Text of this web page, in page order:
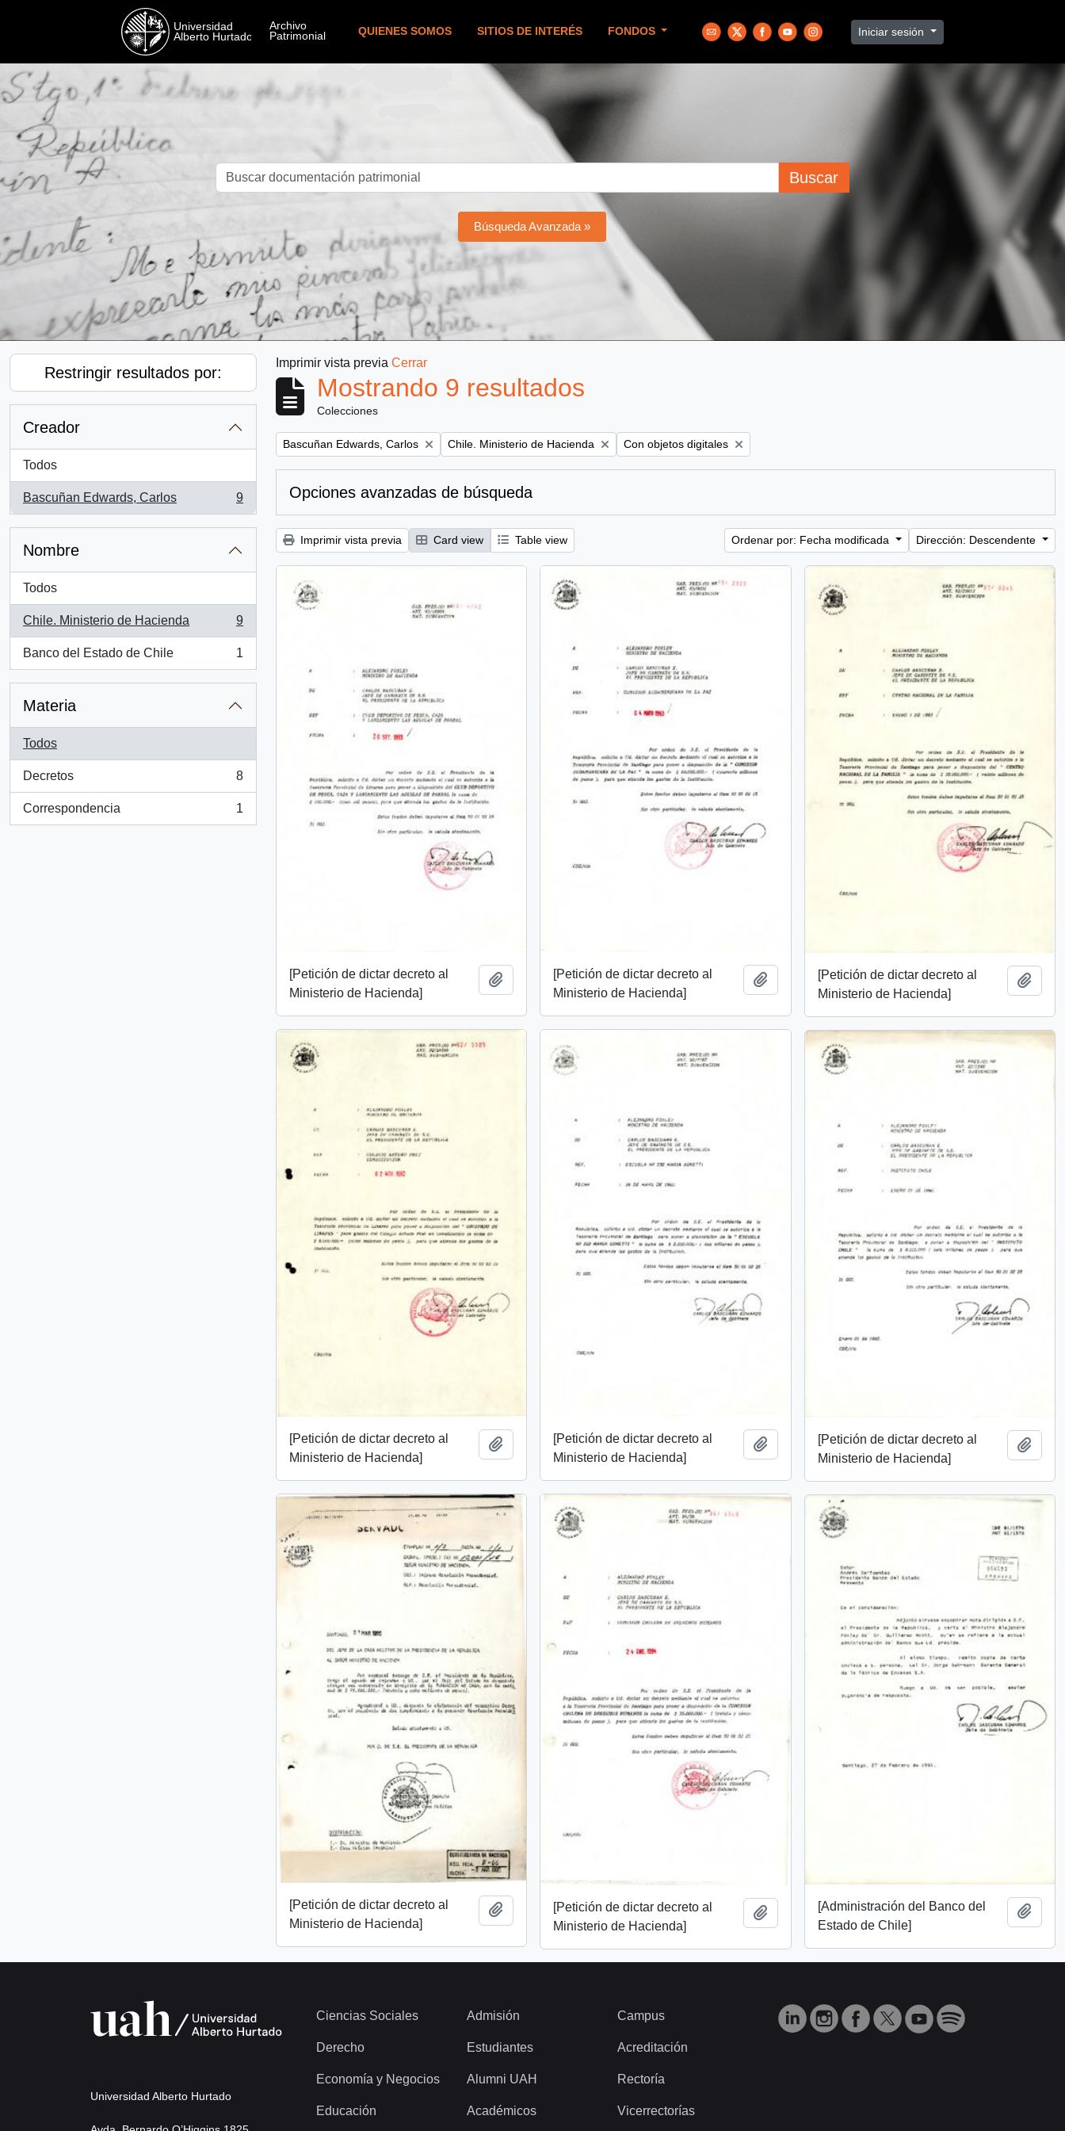
QUIENES SOMOS SITIOS DE INTERÉS FONDOS Iniciar sesión
Buscar
Búsqueda Avanzada »
Restringir resultados por:
Creador
Todos
Bascuñan Edwards, Carlos
, 9 resultados
9
Nombre
Todos
Chile. Ministerio de Hacienda
, 9 resultados
9
Banco del Estado de Chile
, 1 resultados
1
Materia
Todos
Decretos
, 8 resultados
8
Correspondencia
, 1 resultados
1
Imprimir vista previa Cerrar
Mostrando 9 resultados
Colecciones
Remove filter:
Bascuñan Edwards, Carlos Remove filter:
Chile. Ministerio de Hacienda Remove filter:
Con objetos digitales
Opciones avanzadas de búsqueda
Imprimir vista previa Card view Table view Ordenar por: Fecha modificada Dirección: Descendente
[Petición de dictar decreto al
Ministerio de Hacienda]
Añadir al portapapeles
[Petición de dictar decreto al
Ministerio de Hacienda]
Añadir al portapapeles
[Petición de dictar decreto al
Ministerio de Hacienda]
[Petición de dictar decreto al
Ministerio de Hacienda]
Añadir al portapapeles
[Petición de dictar decreto al
Ministerio de Hacienda]
Añadir al portapapeles
[Petición de dictar decreto al
Ministerio de Hacienda]
[Petición de dictar decreto al
Ministerio de Hacienda]
Añadir al portapapeles
[Petición de dictar decreto al
Ministerio de Hacienda]
Añadir al portapapeles
[Administración del Banco del
Estado de Chile]
Universidad Alberto Hurtado
Ciencias Sociales
Derecho
Economía y Negocios
Educación
Admisión
Estudiantes
Alumni UAH
Académicos
Campus
Acreditación
Rectoría
Vicerrectorías